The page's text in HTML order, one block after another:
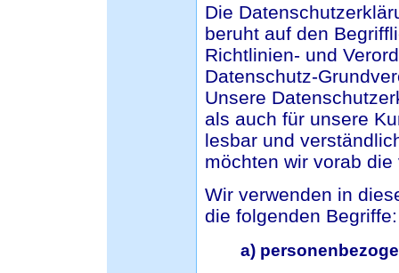
Die
beruht auf den
Richtlinien- und
Datenschutz-
Unsere
als auch für unsere
lesbar und
möchten wir vorab
Wir verwenden in
die folgenden Begriffe:
a)